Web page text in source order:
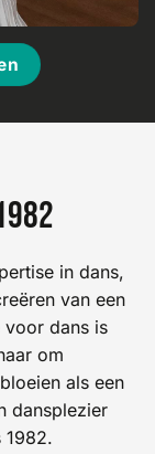
in dans,
van een
voor dans is
om
als een
dansplezier
1982.